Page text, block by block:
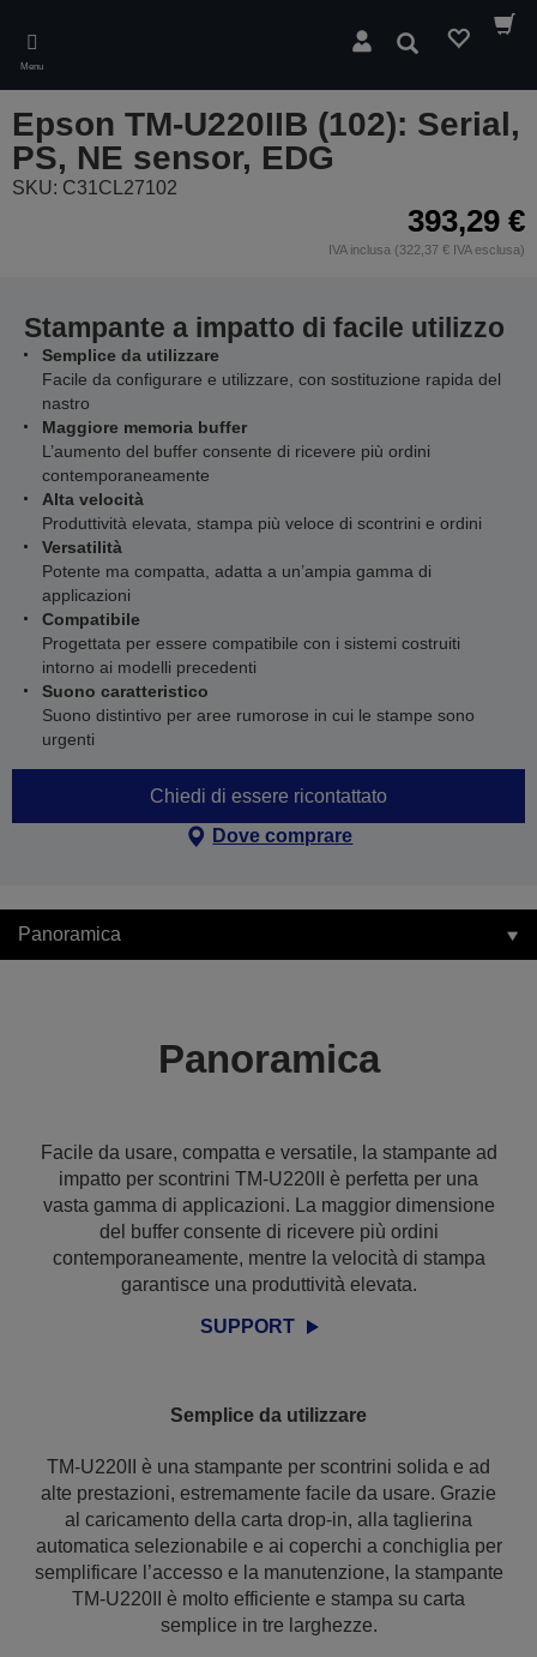
main
content
Menu
Cerca
Epson TM-U220IIB (102): Serial,
PS, NE sensor, EDG
SKU: C31CL27102
393,29 €
IVA inclusa (322,37 € IVA esclusa)
Stampante a impatto di facile utilizzo
Semplice da utilizzare
Facile da configurare e utilizzare, con sostituzione rapida del
nastro
Maggiore memoria buffer
L’aumento del buffer consente di ricevere più ordini
contemporaneamente
Alta velocità
Produttività elevata, stampa più veloce di scontrini e ordini
Versatilità
Potente ma compatta, adatta a un’ampia gamma di
applicazioni
Compatibile
Progettata per essere compatibile con i sistemi costruiti
intorno ai modelli precedenti
Suono caratteristico
Suono distintivo per aree rumorose in cui le stampe sono
urgenti
Chiedi di essere ricontattato
Dove comprare
Panoramica
Panoramica
Facile da usare, compatta e versatile, la stampante ad
impatto per scontrini TM-U220II è perfetta per una
vasta gamma di applicazioni. La maggior dimensione
del buffer consente di ricevere più ordini
contemporaneamente, mentre la velocità di stampa
garantisce una produttività elevata.
SUPPORT
Semplice da utilizzare
TM-U220II è una stampante per scontrini solida e ad
alte prestazioni, estremamente facile da usare. Grazie
al caricamento della carta drop-in, alla taglierina
automatica selezionabile e ai coperchi a conchiglia per
semplificare l’accesso e la manutenzione, la stampante
TM-U220II è molto efficiente e stampa su carta
semplice in tre larghezze.